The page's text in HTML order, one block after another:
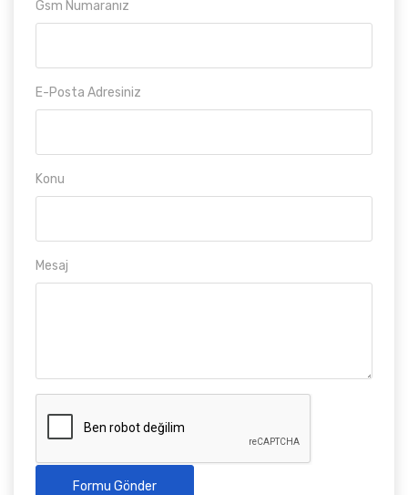
Gsm Numaranız
E-Posta Adresiniz
Konu
Mesaj
Formu Gönder